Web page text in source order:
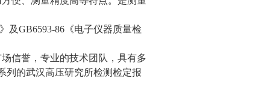
及GB6593-86《电子仪器质量检
信誉，专业的技术团队，具有多
列的武汉高压研究所检测检定报